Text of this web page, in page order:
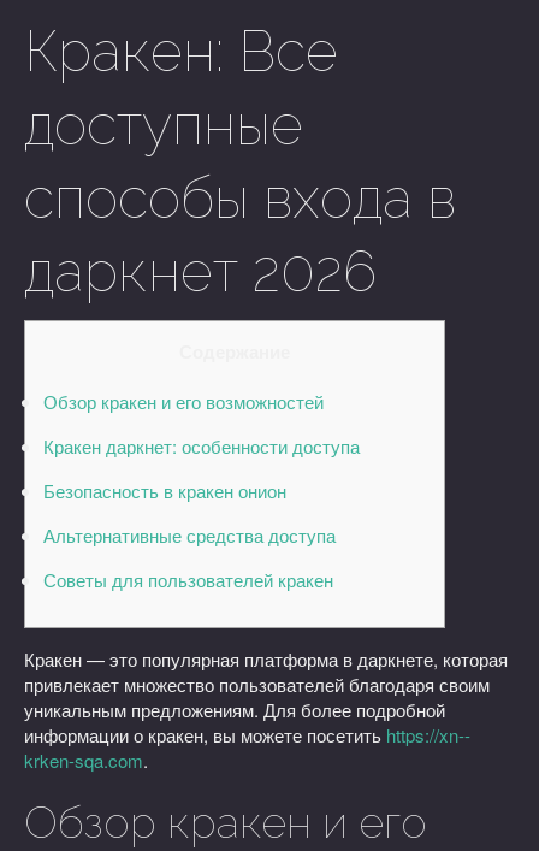
Кракен: Все
доступные
способы входа в
даркнет 2026
Обзор кракен и его возможностей
Кракен даркнет: особенности доступа
Безопасность в кракен онион
Альтернативные средства доступа
Советы для пользователей кракен
Кракен — это популярная платформа в даркнете, которая
привлекает множество пользователей благодаря своим
уникальным предложениям. Для более подробной
информации о кракен, вы можете посетить https://xn--
krken-sqa.com.
Обзор кракен и его